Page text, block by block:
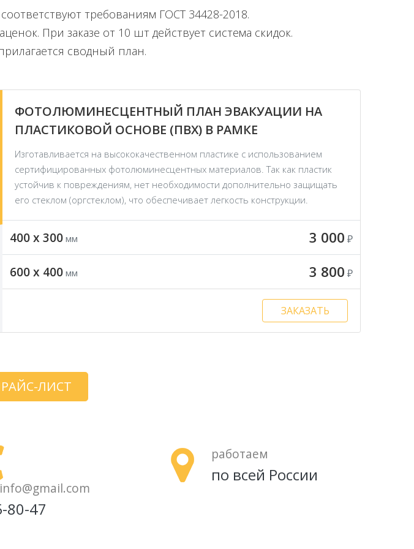
требованиям ГОСТ 34428-2018.
При заказе от 10 шт действует система скидок.
сводный план.
ФОТОЛЮМИНЕСЦЕНТНЫЙ ПЛАН ЭВАКУАЦИИ НА
ПЛАСТИКОВОЙ ОСНОВЕ (ПВХ) В РАМКЕ
Изготавливается на высококачественном пластике с использованием
сертифицированных фотолюминесцентных материалов. Так как пластик
устойчив к повреждениям, нет необходимости дополнительно защищать
его стеклом (оргстеклом), что обеспечивает легкость конструкции.
400 x 300 мм 3 000 ₽
600 x 400 мм 3 800 ₽
ЗАКАЗАТЬ
ЛИСТ
80-47
работаем
по всей России